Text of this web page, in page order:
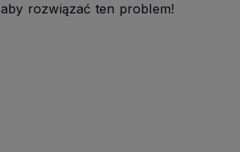
aby rozwiązać ten problem!